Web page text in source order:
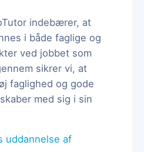
indebærer, at
i både faglige og
ved jobbet som
sikrer vi, at
faglighed og gode
med sig i sin
uddannelse af